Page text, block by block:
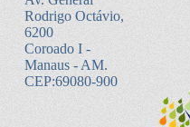
Rodrigo Octávio,
6200
Coroado I -
Manaus - AM.
CEP:69080-900